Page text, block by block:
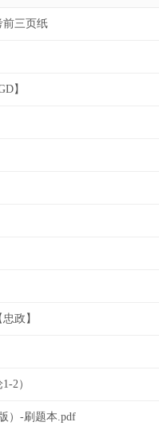
前三页纸
】
政】
2）
）-刷题本.pdf